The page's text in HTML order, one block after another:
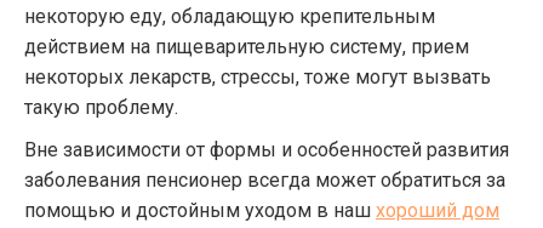
некоторую еду, обладающую крепительным
действием на пищеварительную систему, прием
некоторых лекарств, стрессы, тоже могут вызвать
такую проблему.
Вне зависимости от формы и особенностей развития
заболевания пенсионер всегда может обратиться за
помощью и достойным уходом в наш хороший дом